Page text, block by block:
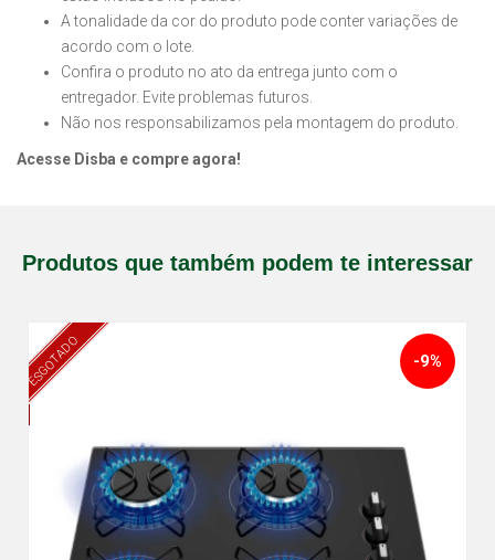
A tonalidade da cor do produto pode conter variações de
acordo com o lote.
Confira o produto no ato da entrega junto com o
entregador. Evite problemas futuros.
Não nos responsabilizamos pela montagem do produto.
Acesse Disba e compre agora!
Produtos que também podem te interessar
ESGOTADO -9%